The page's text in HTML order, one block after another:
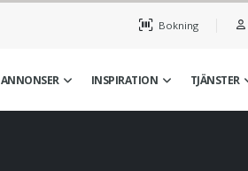
Bokning
ANNONSER INSPIRATION TJÄNSTER